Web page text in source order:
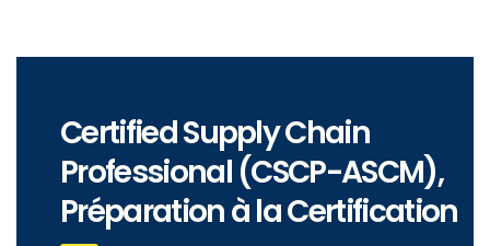
Certified Supply Chain
Professional (CSCP-ASCM),
Préparation à la Certification